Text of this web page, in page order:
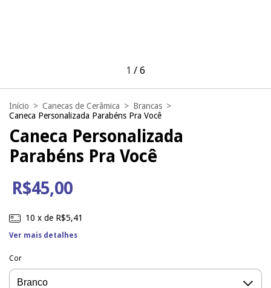
1 / 6
Início > Canecas de Cerâmica > Brancas >
Caneca Personalizada Parabéns Pra Você
Caneca Personalizada
Parabéns Pra Você
R$45,00
10 x de R$5,41
Ver mais detalhes
Cor